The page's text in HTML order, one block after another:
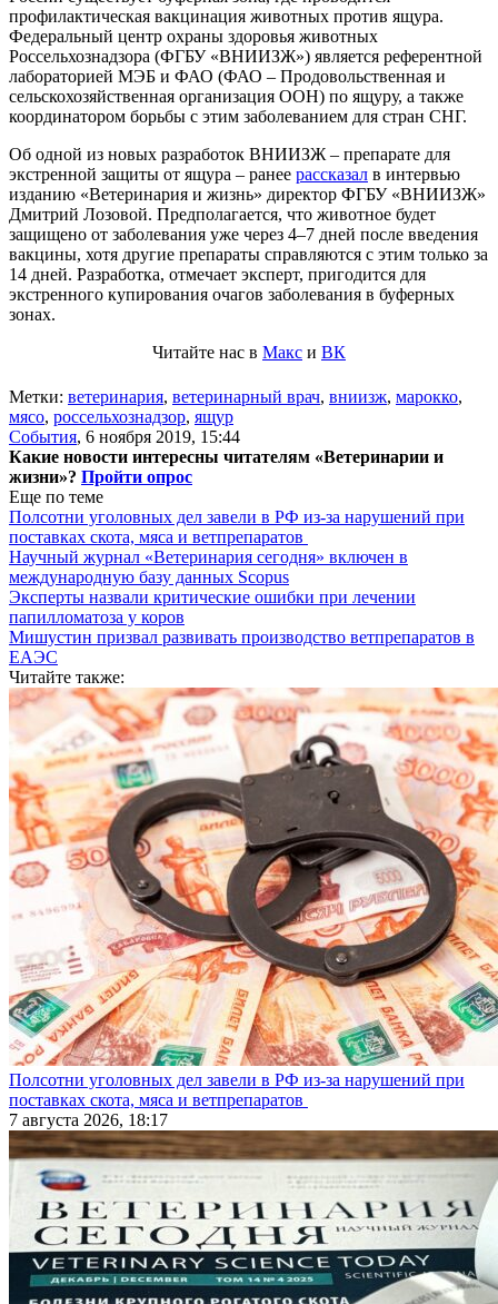
профилактическая вакцинация животных против ящура.
Федеральный центр охраны здоровья животных
Россельхознадзора (ФГБУ «ВНИИЗЖ») является референтной
лабораторией МЭБ и ФАО (ФАО – Продовольственная и
сельскохозяйственная организация ООН) по ящуру, а также
координатором борьбы с этим заболеванием для стран СНГ.
Об одной из новых разработок ВНИИЗЖ – препарате для
экстренной защиты от ящура – ранее рассказал в интервью
изданию «Ветеринария и жизнь» директор ФГБУ «ВНИИЗЖ»
Дмитрий Лозовой. Предполагается, что животное будет
защищено от заболевания уже через 4–7 дней после введения
вакцины, хотя другие препараты справляются с этим только за
14 дней. Разработка, отмечает эксперт, пригодится для
экстренного купирования очагов заболевания в буферных
зонах.
Читайте нас в Макс и ВК
Метки: ветеринария, ветеринарный врач, вниизж, марокко,
мясо, россельхознадзор, ящур
События, 6 ноября 2019, 15:44
Какие новости интересны читателям «Ветеринарии и
жизни»? Пройти опрос
Еще по теме
Полсотни уголовных дел завели в РФ из-за нарушений при
поставках скота, мяса и ветпрепаратов
Научный журнал «Ветеринария сегодня» включен в
международную базу данных Scopus
Эксперты назвали критические ошибки при лечении
папилломатоза у коров
Мишустин призвал развивать производство ветпрепаратов в
ЕАЭС
Читайте также:
Полсотни уголовных дел завели в РФ из-за нарушений при
поставках скота, мяса и ветпрепаратов
7 августа 2026, 18:17